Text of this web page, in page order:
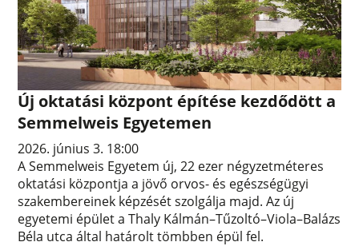
Új oktatási központ építése kezdődött a
Semmelweis Egyetemen
2026. június 3. 18:00
A Semmelweis Egyetem új, 22 ezer négyzetméteres
oktatási központja a jövő orvos- és egészségügyi
szakembereinek képzését szolgálja majd. Az új
egyetemi épület a Thaly Kálmán–Tűzoltó–Viola–Balázs
Béla utca által határolt tömbben épül fel.